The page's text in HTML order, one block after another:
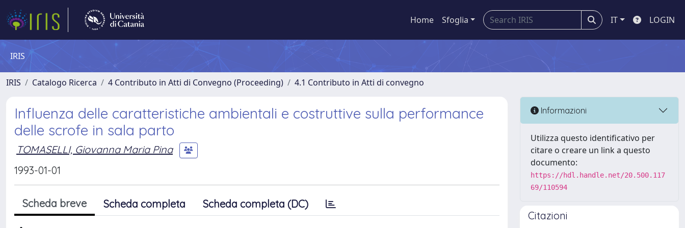
Home Sfoglia IT LOGIN
IRIS
IRIS Catalogo Ricerca 4 Contributo in Atti di Convegno (Proceeding) 4.1 Contributo in Atti di convegno
Influenza delle caratteristiche ambientali e costruttive sulla performance
delle scrofe in sala parto
TOMASELLI, Giovanna Maria Pina
1993-01-01
Scheda breve Scheda completa Scheda completa (DC)
Informazioni
Utilizza questo identificativo per
citare o creare un link a questo
documento:
https://hdl.handle.net/20.500.117
69/110594
Citazioni